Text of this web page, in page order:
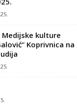
kulture
Koprivnica na